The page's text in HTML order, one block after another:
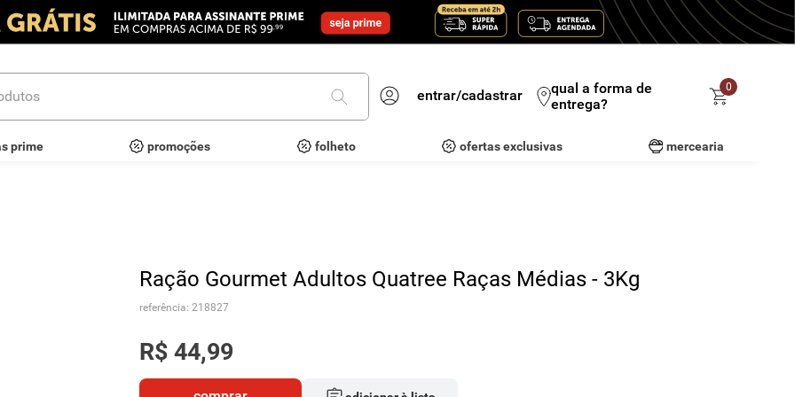
entrar/cadastrar
qual a forma de
entrega?
0
prime promoções folheto ofertas exclusivas mercearia
Ração Gourmet Adultos Quatree Raças Médias - 3Kg
referência:218827
R$ 44,99